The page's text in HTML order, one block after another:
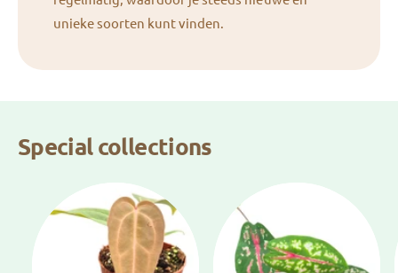
unieke soorten kunt vinden.
Special collections